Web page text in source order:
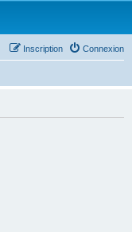
Connexion
Inscription